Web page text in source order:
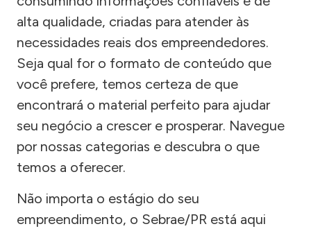
alta qualidade, criadas para atender às
necessidades reais dos empreendedores.
Seja qual for o formato de conteúdo que
você prefere, temos certeza de que
encontrará o material perfeito para ajudar
seu negócio a crescer e prosperar. Navegue
por nossas categorias e descubra o que
temos a oferecer.
Não importa o estágio do seu
empreendimento, o Sebrae/PR está aqui